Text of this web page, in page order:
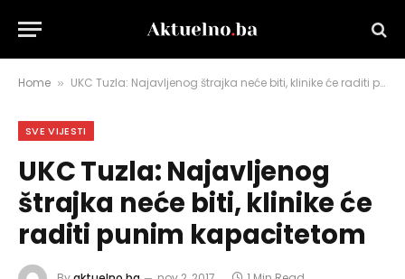
Home » UKC Tuzla: Najavljenog štrajka neće biti, klinike će raditi punim kapacitetom
SVE VIJESTI
UKC Tuzla: Najavljenog
štrajka neće biti, klinike će
raditi punim kapacitetom